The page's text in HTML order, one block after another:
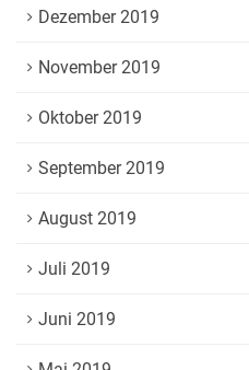
Dezember 2019
November 2019
Oktober 2019
September 2019
August 2019
Juli 2019
Juni 2019